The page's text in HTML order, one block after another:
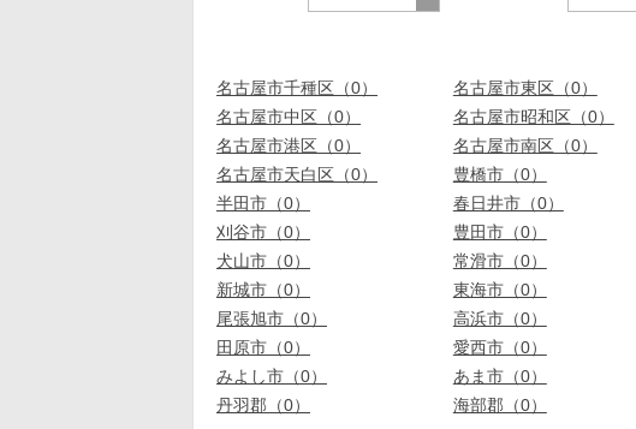
名古屋市千種区（0） 名古屋市東区（0）
名古屋市中区（0）
名古屋市昭和区（0）
名古屋市港区（0）
名古屋市南区（0）
名古屋市天白区（0）
豊橋市（0）
半田市（0）
春日井市（0）
刈谷市（0）
豊田市（0）
犬山市（0）
常滑市（0）
新城市（0）
東海市（0）
尾張旭市（0）
高浜市（0）
田原市（0）
愛西市（0）
みよし市（0）
あま市（0）
丹羽郡（0）
海部郡（0）